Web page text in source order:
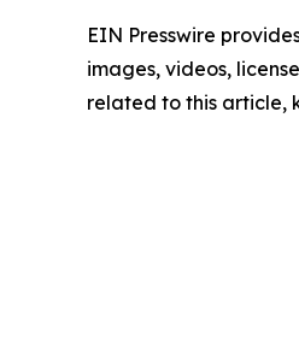
EIN Presswire
images, videos,
related to this article,